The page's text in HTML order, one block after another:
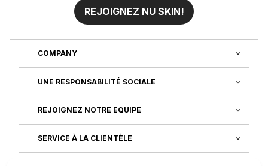
REJOIGNEZ NU SKIN!
COMPANY
UNE RESPONSABILITÉ SOCIALE
REJOIGNEZ NOTRE EQUIPE
SERVICE À LA CLIENTÈLE